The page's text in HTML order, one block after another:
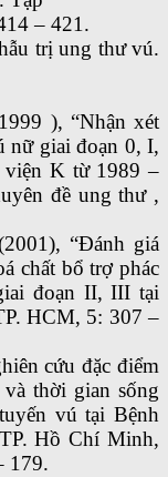
– 421.
trị ung thư vú.
), “Nhận xét
nữ giai đoạn 0, I,
viện K từ 1989 –
đề ung thư ,
“Đánh giá
chất bổ trợ phác
đoạn II, III tại
HCM, 5: 307 –
cứu đặc điểm
thời gian sống
vú tại Bệnh
Hồ Chí Minh,
179.